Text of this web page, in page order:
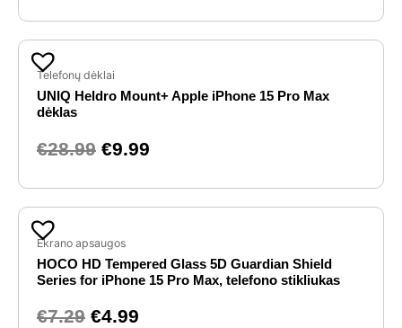
Telefonų dėklai
UNIQ Heldro Mount+ Apple iPhone 15 Pro Max
dėklas
€28.99
price
was:
€9.99
is:
Ekrano apsaugos
HOCO HD Tempered Glass 5D Guardian Shield
Series for iPhone 15 Pro Max, telefono stikliukas
€7.29
price
was:
€7.29.
€4.99
is:
€4.99.